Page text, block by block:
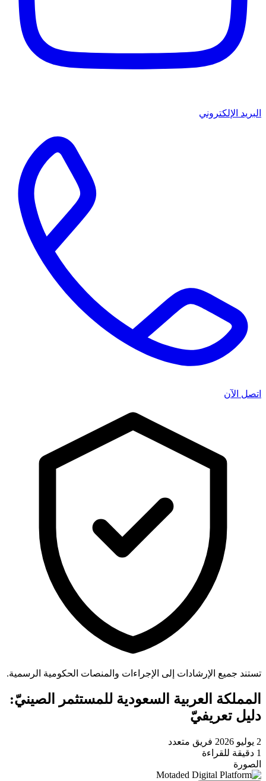
البريد الإلكتروني
اتصل الآن
تستند جميع الإرشادات إلى الإجراءات والمنصات الحكومية الرسمية.
المملكة العربية السعودية للمستثمر الصينيّ:
دليل تعريفيّ
2 يوليو 2026
فريق متعدد
1 دقيقة للقراءة
الصورة